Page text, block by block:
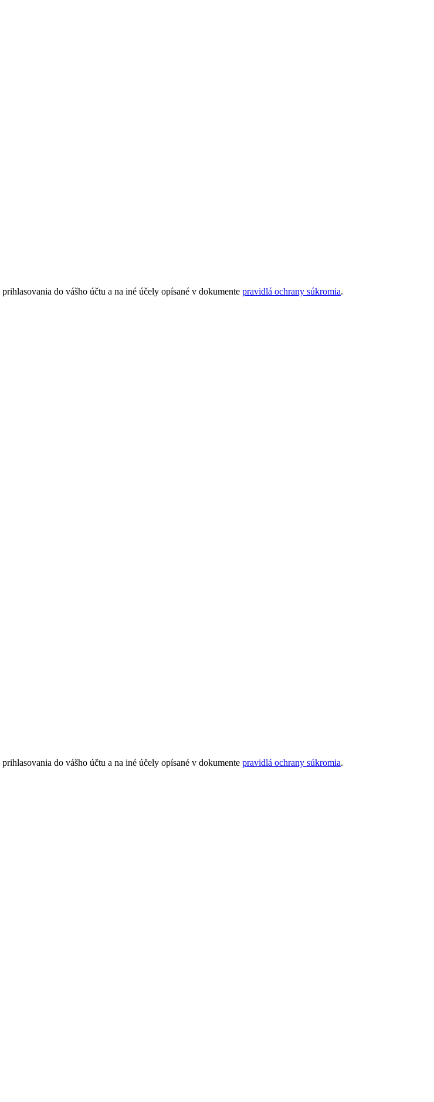
do vášho účtu a na iné účely opísané v dokumente pravidlá ochrany súkromia.
do vášho účtu a na iné účely opísané v dokumente pravidlá ochrany súkromia.